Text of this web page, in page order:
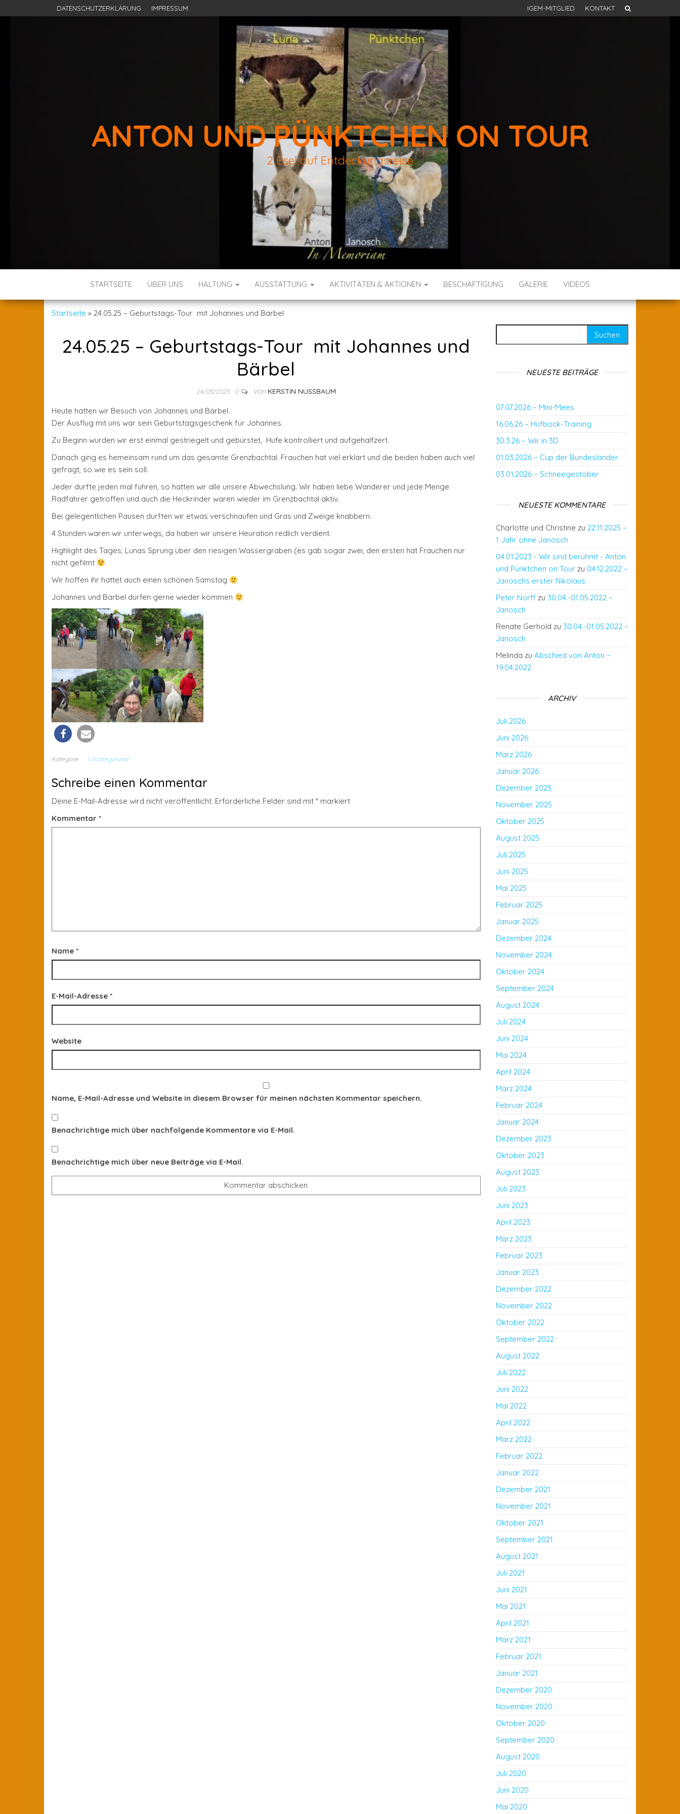
DATENSCHUTZERKLÄRUNG IMPRESSUM IGEM-MITGLIED KONTAKT
ANTON UND PÜNKTCHEN ON TOUR
2 Esel auf Entdeckungsreise
STARTSEITE ÜBER UNS HALTUNG AUSSTATTUNG AKTIVITÄTEN & AKTIONEN BESCHÄFTIGUNG GALERIE VIDEOS
Startseite » 24.05.25 – Geburtstags-Tour mit Johannes und Bärbel
24.05.25 – Geburtstags-Tour mit Johannes und
Bärbel
24/05/2025 0 Von KERSTIN NUSSBAUM
Heute hatten wir Besuch von Johannes und Bärbel.
Der Ausflug mit uns war sein Geburtstagsgeschenk für Johannes.
Zu Beginn wurden wir erst einmal gestriegelt und gebürstet, Hufe kontrolliert und aufgehalfzert.
Danach ging es hemeinsam rund um das gesamte Grenzbachtal. Frauchen hat viel erklärt und die beiden haben auch viel
gefragt, so wie es sein soll.
Jeder durfte jeden mal führen, so hatten wir alle unsere Abwechslung. Wir haben liebe Wanderer und jede Menge
Radfahrer getroffen und auch die Heckrinder waren wieder im Grenzbachtal aktiv.
Bei gelegentlichen Pausen durften wir etwas verschnaufen und Gras und Zweige knabbern.
4 Stunden waren wir unterwegs, da haben wir unsere Heuration redlich verdient.
Highlight des Tages: Lunas Sprung über den riesigen Wassergraben (es gab sogar zwei, den ersten hat Frauchen nur
nicht gefilmt
Wir hoffen ihr hattet auch einen schönen Samstag
Johannes und Bärbel dürfen gerne wieder kommen
Kategorie Uncategorized
Schreibe einen Kommentar
Deine E-Mail-Adresse wird nicht veröffentlicht. Erforderliche Felder sind mit * markiert
Kommentar *
Name *
E-Mail-Adresse *
Website
Name, E-Mail-Adresse und Website in diesem Browser für meinen nächsten Kommentar speichern.
Benachrichtige mich über nachfolgende Kommentare via E-Mail.
Benachrichtige mich über neue Beiträge via E-Mail.
NEUESTE BEITRÄGE
07.07.2026 – Mini-Mees
16.06.26 – Hufbock-Training
30.3.26 – Wir in 3D
01.03.2026 – Cup der Bundesländer
03.01.2026 – Schneegestöber
NEUESTE KOMMENTARE
Charlotte und Christine zu 22.11.2025 –
1 Jahr ohne Janosch
04.01.2023 - Wir sind berühmt - Anton
und Pünktchen on Tourzu 04.12.2022 –
Janoschs erster Nikolaus
Peter Norffzu 30.04.-01.05.2022 –
Janosch
Renate Gerhold zu 30.04.-01.05.2022 –
Janosch
Melinda zu Abschied von Anton –
19.04.2022
ARCHIV
Juli 2026
Juni 2026
März 2026
Januar 2026
Dezember 2025
November 2025
Oktober 2025
August 2025
Juli 2025
Juni 2025
Mai 2025
Februar 2025
Januar 2025
Dezember 2024
November 2024
Oktober 2024
September 2024
August 2024
Juli 2024
Juni 2024
Mai 2024
April 2024
März 2024
Februar 2024
Januar 2024
Dezember 2023
Oktober 2023
August 2023
Juli 2023
Juni 2023
April 2023
März 2023
Februar 2023
Januar 2023
Dezember 2022
November 2022
Oktober 2022
September 2022
August 2022
Juli 2022
Juni 2022
Mai 2022
April 2022
März 2022
Februar 2022
Januar 2022
Dezember 2021
November 2021
Oktober 2021
September 2021
August 2021
Juli 2021
Juni 2021
Mai 2021
April 2021
März 2021
Februar 2021
Januar 2021
Dezember 2020
November 2020
Oktober 2020
September 2020
August 2020
Juli 2020
Juni 2020
Mai 2020